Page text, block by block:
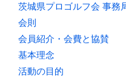
茨城県プロゴルフ会 事務
会則
会員紹介・会費と協賛
基本理念
活動の目的